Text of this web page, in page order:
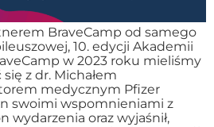
BraveCamp od samego
10. edycji Akademii
w 2023 roku mieliśmy
z dr. Michałem
medycznym Pfizer
swoimi wspomnieniami z
wydarzenia oraz wyjaśnił,